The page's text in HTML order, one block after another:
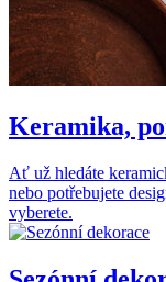
Keramika,
Ať už hledáte
nebo potřebujete
vyberete.